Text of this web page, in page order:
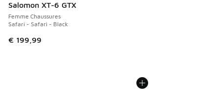
Salomon XT-6 GTX
Femme Chaussures
Safari - Safari - Black
€ 199,99